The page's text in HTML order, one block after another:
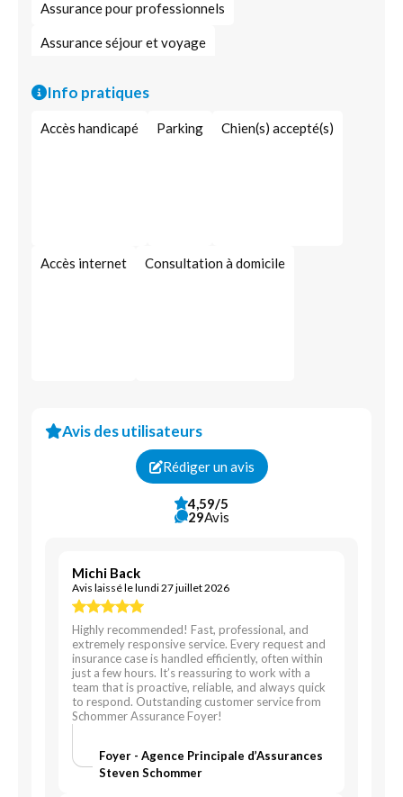
Assurance pour professionnels
Assurance séjour et voyage
Info pratiques
Accès handicapé Parking Chien(s) accepté(s)
Accès internet Consultation à domicile
Avis des utilisateurs
Rédiger un avis
4,59/5
29Avis
Michi Back
Avis laissé le lundi 27 juillet 2026
Highly recommended! Fast, professional, and
extremely responsive service. Every request and
insurance case is handled efficiently, often within
just a few hours. It’s reassuring to work with a
team that is proactive, reliable, and always quick
to respond. Outstanding customer service from
Schommer Assurance Foyer!
Foyer - Agence Principale d’Assurances
Steven Schommer